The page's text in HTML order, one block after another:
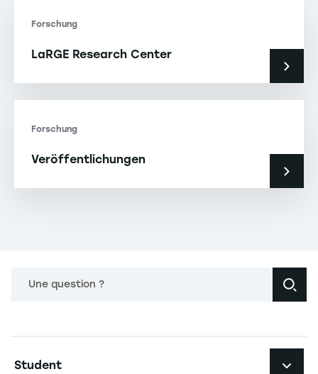
Forschung
LaRGE Research Center
Forschung
Veröffentlichungen
Une question ?
Student